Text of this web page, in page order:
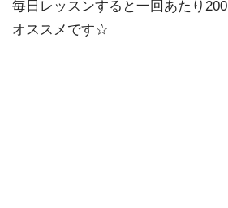
毎日レッスンすると一回あたり
オススメです☆